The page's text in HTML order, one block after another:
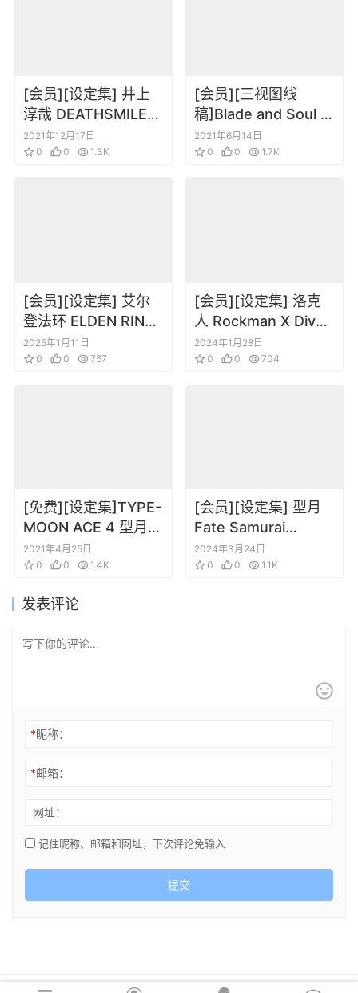
[会员][设定集] 井上
淳哉 DEATHSMILES
ARTWORKS[DL]
2021年12月17日
0
0 1.3K
[会员][三视图线
稿]Blade and Soul 剑
灵角色三视图表情线
稿设定集
2021年6月14日
0
0 1.7K
[会员][设定集] 艾尔
登法环 ELDEN RING
OFFICIAL ART
BOOK Volume III
2025年1月11日
0
0 767
[会员][设定集] 洛克
人 Rockman X Dive
Illustration
Collection
2024年1月28日
0
0 704
[免费][设定集]TYPE-
MOON ACE 4 型月角
色设定
2021年4月25日
0
0 1.4K
[会员][设定集] 型月
Fate Samurai
Remnant Digital
Artbook
2024年3月24日
0
0 1.1K
发表评论
*昵称：
*邮箱：
网址：
记住昵称、邮箱和网址，下次评论免输入
提交